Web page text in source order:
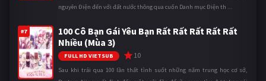
nguyên Điện đến với đất nước thông qua cuốn Danh mục Điện th ...
#7
100 Cô Bạn Gái Yêu Bạn Rất Rất Rất Rất Rất
Nhiều (Mùa 3)
FULL HD VIETSUB 10
Sau khi trải qua 100 lần thất tình suốt những năm trung học cơ sở,